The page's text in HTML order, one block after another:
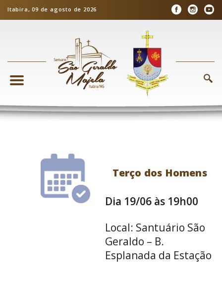
Itabira, 09 de agosto de 2026
Terço dos Homens
Dia 19/06 às 19h00
Local: Santuário São
Geraldo – B.
Esplanada da Estação